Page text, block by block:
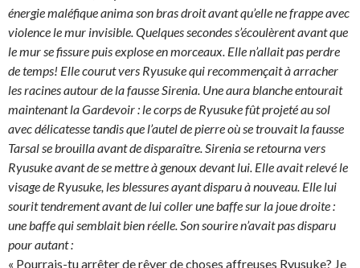
énergie maléfique anima son bras droit avant qu’elle ne frappe avec
violence le mur invisible. Quelques secondes s’écoulèrent avant que
le mur se fissure puis explose en morceaux. Elle n’allait pas perdre
de temps! Elle courut vers Ryusuke qui recommençait à arracher
les racines autour de la fausse Sirenia. Une aura blanche entourait
maintenant la Gardevoir : le corps de Ryusuke fût projeté au sol
avec délicatesse tandis que l’autel de pierre où se trouvait la fausse
Tarsal se brouilla avant de disparaître. Sirenia se retourna vers
Ryusuke avant de se mettre à genoux devant lui. Elle avait relevé le
visage de Ryusuke, les blessures ayant disparu à nouveau. Elle lui
sourit tendrement avant de lui coller une baffe sur la joue droite :
une baffe qui semblait bien réelle. Son sourire n’avait pas disparu
pour autant :
« Pourrais-tu arrêter de rêver de choses affreuses Ryusuke? Je